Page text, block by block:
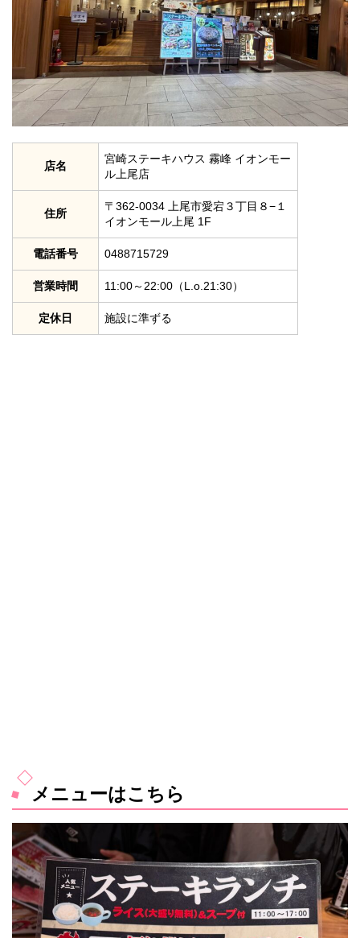
店名
宮崎ステーキハウス 霧峰 イオンモー
ル上尾店
住所
〒362-0034 上尾市愛宕３丁目８−１
イオンモール上尾 1F
電話番号 0488715729
営業時間 11:00～22:00 （L.o.21:30）
定休日 施設に準ずる
メニューはこちら